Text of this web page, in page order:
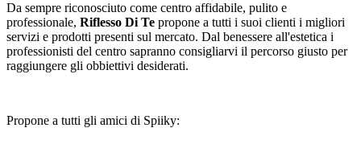
Da sempre riconosciuto come centro affidabile, pulito e
professionale, Riflesso Di Te propone a tutti i suoi clienti i migliori
servizi e prodotti presenti sul mercato. Dal benessere all'estetica i
professionisti del centro sapranno consigliarvi il percorso giusto per
raggiungere gli obbiettivi desiderati.
Propone a tutti gli amici di Spiiky: